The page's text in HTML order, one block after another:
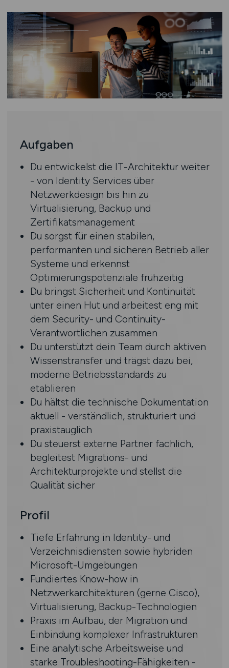
Aufgaben
Du entwickelst die IT-Architektur weiter
- von Identity Services über
Netzwerkdesign bis hin zu
Virtualisierung, Backup und
Zertifikatsmanagement
Du sorgst für einen stabilen,
performanten und sicheren Betrieb aller
Systeme und erkennst
Optimierungspotenziale frühzeitig
Du bringst Sicherheit und Kontinuität
unter einen Hut und arbeitest eng mit
dem Security- und Continuity-
Verantwortlichen zusammen
Du unterstützt dein Team durch aktiven
Wissenstransfer und trägst dazu bei,
moderne Betriebsstandards zu
etablieren
Du hältst die technische Dokumentation
aktuell - verständlich, strukturiert und
praxistauglich
Du steuerst externe Partner fachlich,
begleitest Migrations- und
Architekturprojekte und stellst die
Qualität sicher
Profil
Tiefe Erfahrung in Identity- und
Verzeichnisdiensten sowie hybriden
Microsoft-Umgebungen
Fundiertes Know-how in
Netzwerkarchitekturen (gerne Cisco),
Virtualisierung, Backup-Technologien
Praxis im Aufbau, der Migration und
Einbindung komplexer Infrastrukturen
Eine analytische Arbeitsweise und
starke Troubleshooting-Fähigkeiten -